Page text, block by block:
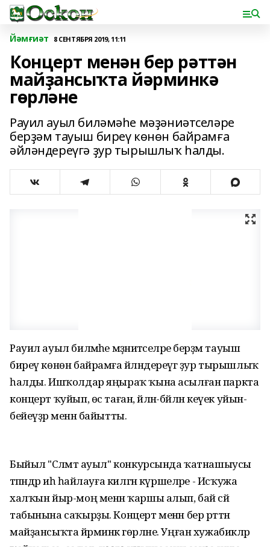
Йәмғиәт 8 СЕНТЯБРЯ 2019, 11:11
Концерт менән бер рәттән
майҙансыҡта йәрминкә
гөрләне
Рауил ауыл биләмәһе мәҙәниәтселәре
берҙәм тауыш биреү көнөн байрамға
әйләндереүгә ҙур тырышлыҡ һалды.
Рауил ауыл биләмәһе мәҙәниәтселәре берҙәм тауыш
биреү көнөн байрамға әйләндереүгә ҙур тырышлыҡ
һалды. Ишҡолдар яңыраҡ ҡына асылған паркта
концерт ҡуйып, өс таған, әйлән-бәйлән кеүек уйын-
бейеүҙәр менән байытты.
Быйыл "Сәләмәт ауыл" конкурсында ҡатнашыусы
тәпәндәр иһә һайлауға килгән күршеләре - Исҡужа
халҡын йыр-моң менән ҡаршы алып, бай сәй
табынына саҡырҙы. Концерт менән бер рәттән
майҙансыҡта йәрминкә гөрләне. Уңған хужабикәләр